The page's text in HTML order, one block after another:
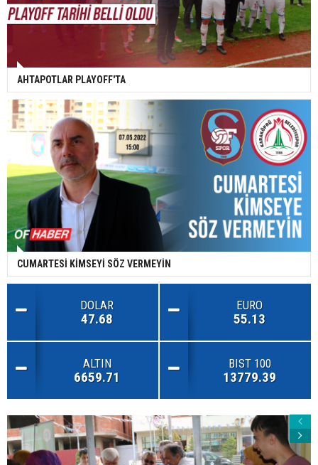
AHTAPOTLAR PLAYOFF'TA
CUMARTESİ KİMSEYİ SÖZ VERMEYİN
DOLAR
47.68
EURO
55.13
ALTIN
6659.71
BIST 100
13779.39